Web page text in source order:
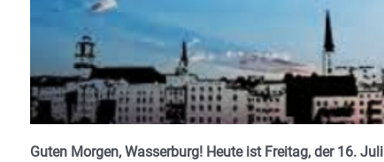
Guten Morgen, Wasserburg! Heute ist Freitag, der 16. Juli